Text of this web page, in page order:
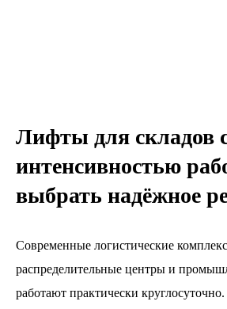
Лифты для складов
интенсивностью
выбрать надёжное
Современные логистические
распределительные центры и
работают практически